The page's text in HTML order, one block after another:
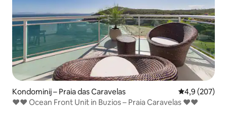
Kondominij – Praia das Caravelas Prosječna
4,9 (207)
❤❤ Ocean Front Unit in Buzios – Praia Caravelas ❤❤